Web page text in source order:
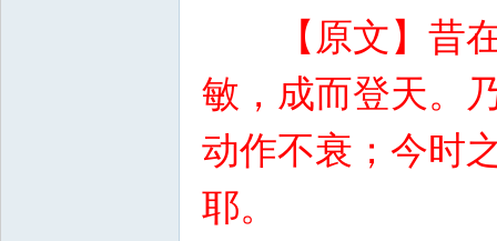
【原文】昔
敏，成而登天。
动作不衰；今时
耶。